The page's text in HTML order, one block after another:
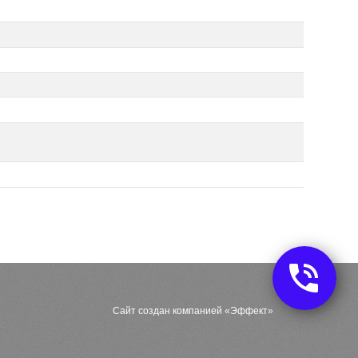
Сайт создан компанией «Эффект»